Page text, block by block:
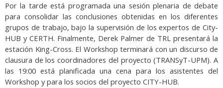
Por la tarde está programada una sesión plenaria de debate
para consolidar las conclusiones obtenidas en los diferentes
grupos de trabajo, bajo la supervisión de los expertos de City-
HUB y CERTH. Finalmente, Derek Palmer de TRL presentará la
estación King-Cross. El Workshop terminará con un discurso de
clausura de los coordinadores del proyecto (TRANSyT-UPM). A
las 19:00 está planificada una cena para los asistentes del
Workshop y para los socios del proyecto CITY-HUB.